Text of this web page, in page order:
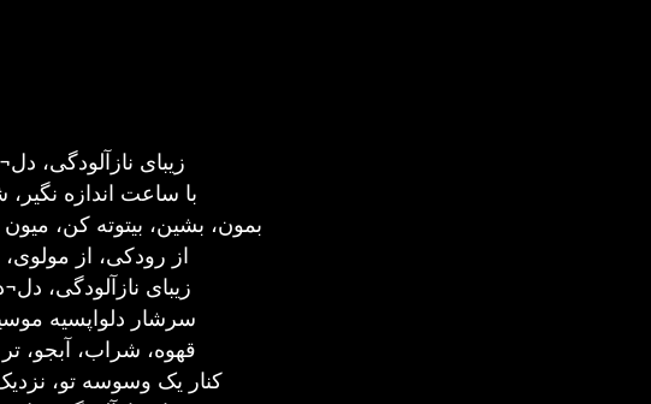
زیبای نازآلودگی،
با ساعت اندازه
بمون، بشین، بیتوته کن،
از رودکی، از
*زیبای نازآلودگی،
سرشار دلواپسیه
قهوه، شراب، آبجو،
کنار یک وسوسه تو،